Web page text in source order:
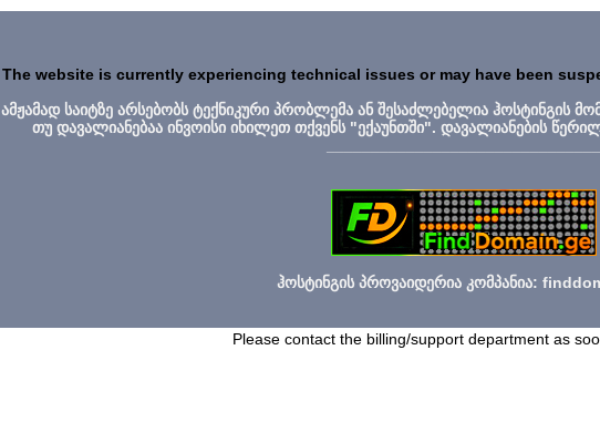
The website is currently experiencing technical issues or may have been
ამჟამად საიტზე არსებობს ტექნიკური პრობლემა ან შესაძლებელია ჰოსტინგის
თუ დავალიანებაა ინვოისი იხილეთ თქვენს "ექაუნთში". დავალიანების
ჰოსტინგის პროვაიდერია კომპანია:
Please contact the billing/support department as